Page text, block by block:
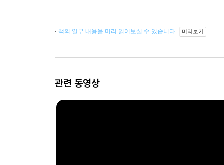
책의 일부 내용을 미리 읽어보실 수 있습니다. 미리보기
관련 동영상